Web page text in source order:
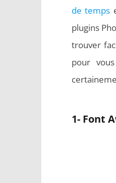
de temps
plugins
trouver
pour
1- Font